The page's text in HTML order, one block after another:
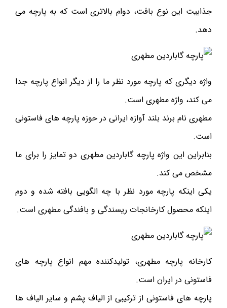
جذابیت این نوع بافت، دوام بالاتری است که به پارچه می
دهد.
واژه دیگری که پارچه مورد نظر ما را از دیگر انواع پارچه جدا
می کند، واژه مطهری است.
مطهری نام برند بلند آوازه ایرانی در حوزه پارچه های فاستونی
است.
بنابراین این واژه پارچه گاباردین مطهری دو تمایز را برای ما
مشخص می کند.
یکی اینکه پارچه مورد نظر با چه الگویی بافته شده و دوم
اینکه محصول کارخانجات ریسندگی و بافندگی مطهری است.
کارخانه پارچه مطهری، تولیدکننده مهم انواع پارچه های
فاستونی در ایران است.
پارچه های فاستونی از ترکیبی از الیاف پشم و سایر الیاف ها